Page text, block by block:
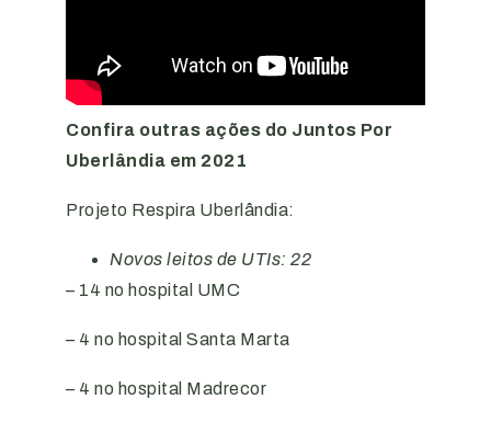
Confira outras ações do Juntos Por
Uberlândia em 2021
Projeto Respira Uberlândia:
Novos leitos de UTIs: 22
– 14 no hospital UMC
– 4 no hospital Santa Marta
– 4 no hospital Madrecor